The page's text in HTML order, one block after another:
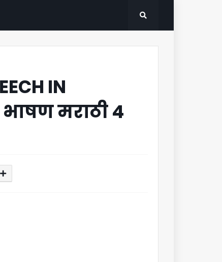
IN
भाषण मराठी 4